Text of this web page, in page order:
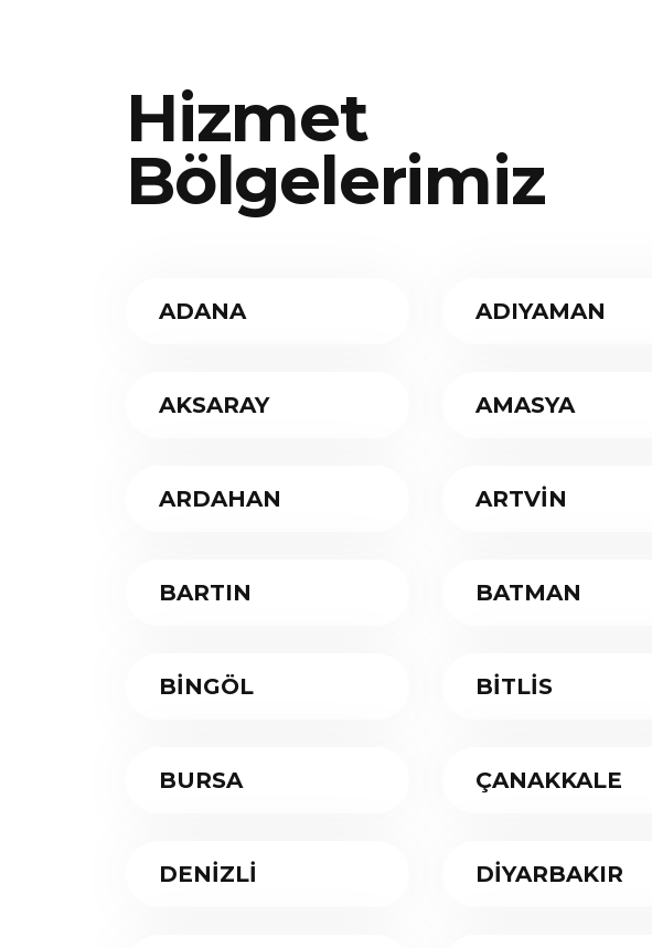
Hizmet
Bölgelerimiz
ADANA ADIYAMAN
AKSARAY AMASYA
ARDAHAN ARTVİN
BARTIN BATMAN
BİNGÖL BİTLİS
BURSA ÇANAKKALE
DENİZLİ DİYARBAKIR